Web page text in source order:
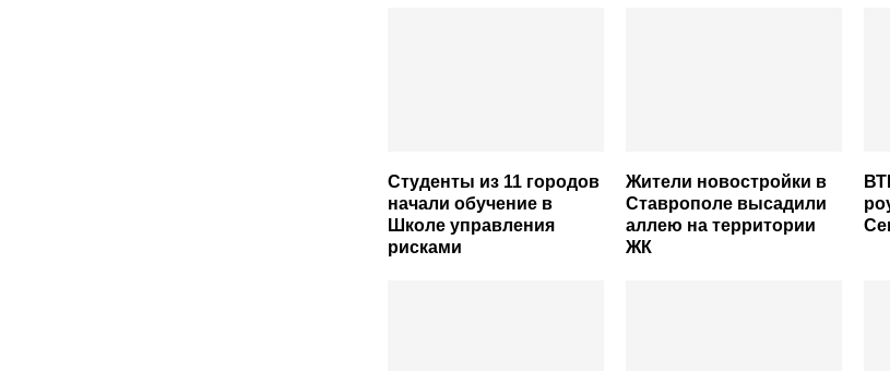
Студенты из 11 городов
начали обучение в
Школе управления
рисками
Жители новостройки в
Ставрополе высадили
аллею на территории
ЖК